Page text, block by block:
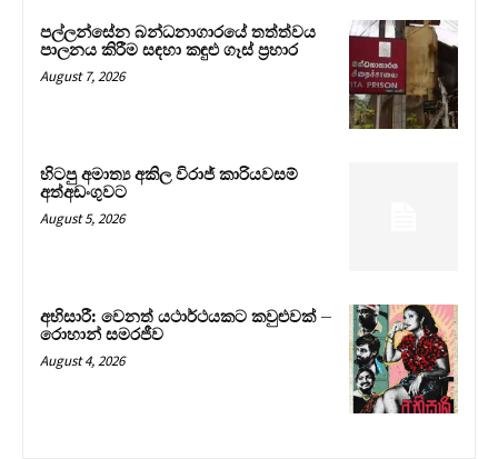
පල්ලන්සේන බන්ධනාගාරයේ තත්ත්වය
පාලනය කිරීම සඳහා කඳුළු ගෑස් ප්‍රහාර
August 7, 2026
හිටපු අමාත්‍ය අකිල විරාජ් කාරියවසම්
අත්අඩංගුවට
August 5, 2026
අභිසාරී: වෙනත් යථාර්ථයකට කවුළුවක් –
රොහාන් සමරජීව
August 4, 2026